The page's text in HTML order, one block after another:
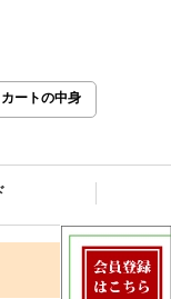
カートの中身